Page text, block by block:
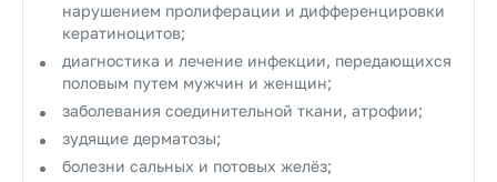
нарушением пролиферации и дифференцировки
кератиноцитов;
диагностика и лечение инфекции, передающихся
половым путем мужчин и женщин;
заболевания соединительной ткани, атрофии;
зудящие дерматозы;
болезни сальных и потовых желёз;